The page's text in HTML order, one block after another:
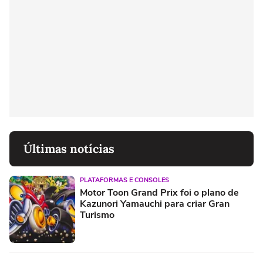
Últimas notícias
PLATAFORMAS E CONSOLES
Motor Toon Grand Prix foi o plano de
Kazunori Yamauchi para criar Gran
Turismo